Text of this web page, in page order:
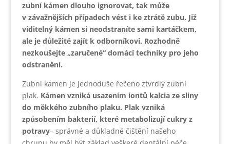
zubní kámen dlouho ignorovat, tak může
v závažnějších případech vést i ke ztrátě zubu. Již
viditelný kámen si neodstraníte sami kartáčkem,
ale je důležité zajít k odborníkovi. Rozhodně
nezkoušejte „zaručené“ domácí techniky pro jeho
odstranění.
Zubní kamen je jednoduše řečeno ztvrdlý zubní
plak. Kámen vzniká usazením iontů kalcia ze sliny
do měkkého zubního plaku. Plak vzniká
způsobením bakterií, které metabolizují cukry z
potravy– správné a důkladné čištění našeho